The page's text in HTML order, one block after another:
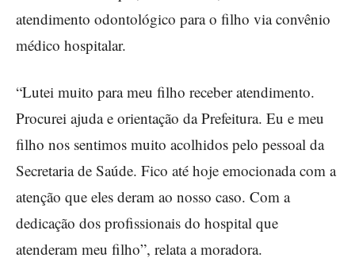
atendimento odontológico para o filho via convênio
médico hospitalar.
“Lutei muito para meu filho receber atendimento.
Procurei ajuda e orientação da Prefeitura. Eu e meu
filho nos sentimos muito acolhidos pelo pessoal da
Secretaria de Saúde. Fico até hoje emocionada com a
atenção que eles deram ao nosso caso. Com a
dedicação dos profissionais do hospital que
atenderam meu filho”, relata a moradora.